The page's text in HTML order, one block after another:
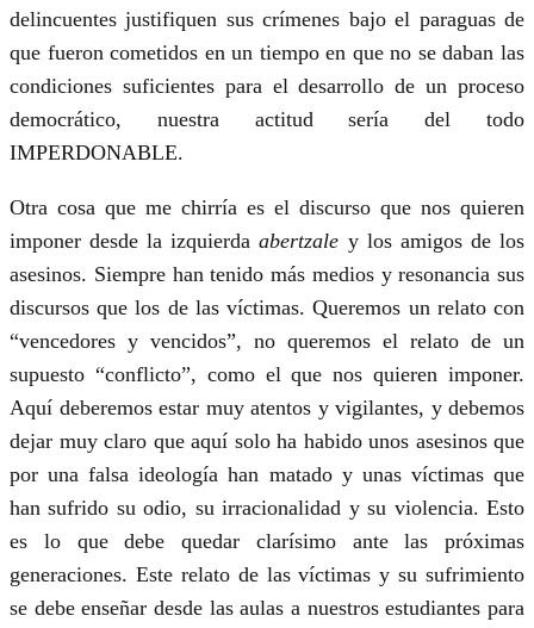
delincuentes justifiquen sus crímenes bajo el paraguas de
que fueron cometidos en un tiempo en que no se daban las
condiciones suficientes para el desarrollo de un proceso
democrático, nuestra actitud sería del todo
IMPERDONABLE.
Otra cosa que me chirría es el discurso que nos quieren
imponer desde la izquierdaabertzale y los amigos de los
asesinos. Siempre han tenido más medios y resonancia sus
discursos que los de las víctimas. Queremos un relato con
“vencedores y vencidos”, no queremos el relato de un
supuesto “conflicto”, como el que nos quieren imponer.
Aquí deberemos estar muy atentos y vigilantes, y debemos
dejar muy claro que aquí solo ha habido unos asesinos que
por una falsa ideología han matado y unas víctimas que
han sufrido su odio, su irracionalidad y su violencia. Esto
es lo que debe quedar clarísimo ante las próximas
generaciones. Este relato de las víctimas y su sufrimiento
se debe enseñar desde las aulas a nuestros estudiantes para